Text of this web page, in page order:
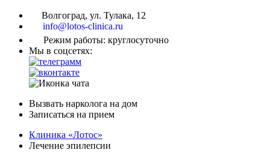
Волгоград, ул. Тулака, 12
info@lotos-clinica.ru
Режим работы: круглосуточно
Мы в соцсетях:
Вызвать нарколога на дом
Записаться на прием
Клиника «Лотос»
Лечение эпилепсии